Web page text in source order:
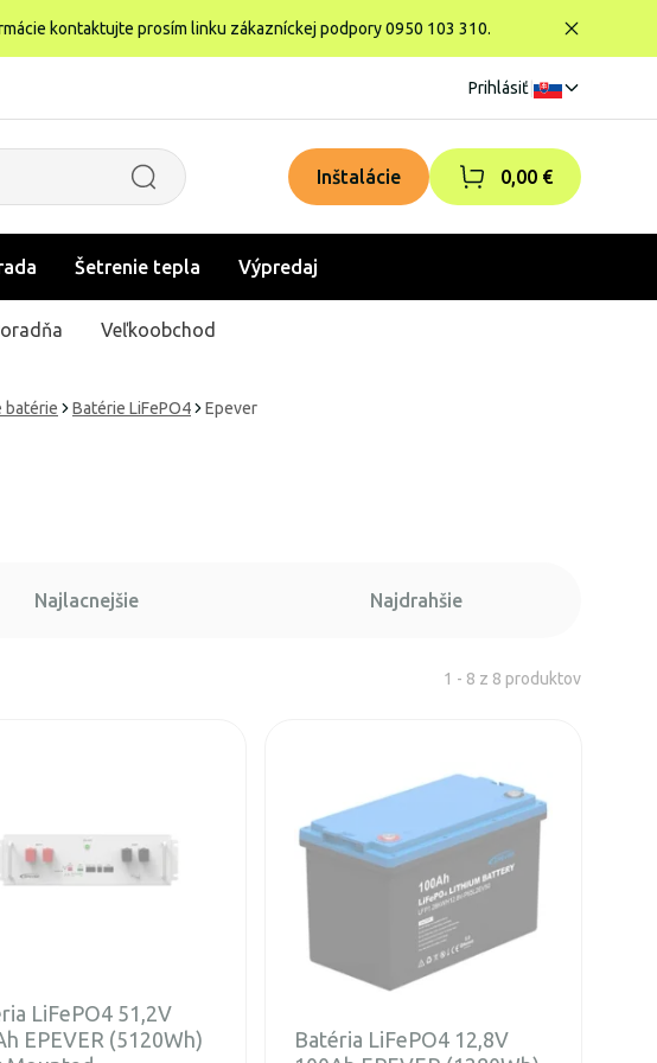
kontaktujte prosím linku zákazníckej podpory 0950 103 310.
Prihlásiť
Inštalácie 0,00 €
Šetrenie tepla Výpredaj
Veľkoobchod
batérie Batérie LiFePO4 Epever
Najlacnejšie Najdrahšie
1 - 8 z 8 produktov
LiFePO4 51,2V
EPEVER (5120Wh)
Batéria LiFePO4 12,8V